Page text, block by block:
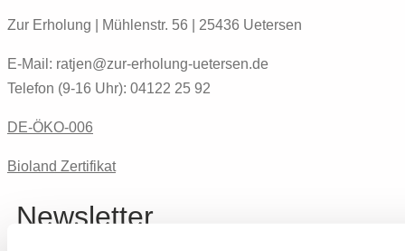
Zur Erholung | Mühlenstr. 56 | 25436 Uetersen
E-Mail: ratjen@zur-erholung-uetersen.de
Telefon (9-16 Uhr): 04122 25 92
DE-ÖKO-006
Bioland Zertifikat
Newsletter